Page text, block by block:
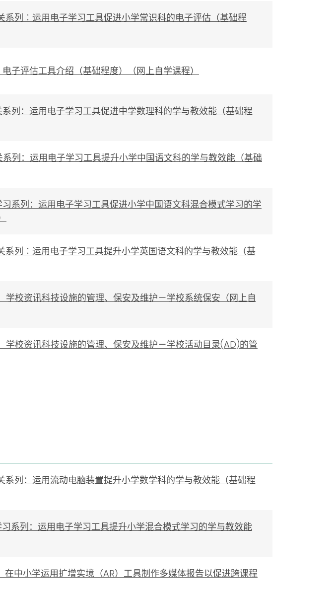
列︰运用电子学习工具促进小学常识科的电子评估（基础程
子评估工具介绍（基础程度）（网上自学课程）
列：运用电子学习工具促进中学数理科的学与教效能（基础程
列：运用电子学习工具提升小学中国语文科的学与教效能（基础
系列：运用电子学习工具促进小学中国语文科混合模式学习的学
列︰运用电子学习工具提升小学英国语文科的学与教效能（基
校资讯科技设施的管理、保安及维护－学校系统保安（网上自
校资讯科技设施的管理、保安及维护－学校活动目录(AD)的管
列：运用流动电脑装置提升小学数学科的学与教效能（基础程
系列：运用电子学习工具提升小学混合模式学习的学与教效能
中小学运用扩增实境（AR）工具制作多媒体报告以促进跨课程